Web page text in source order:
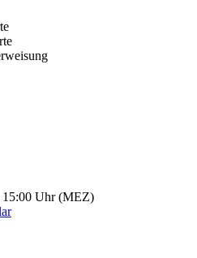
15:00 Uhr (MEZ)